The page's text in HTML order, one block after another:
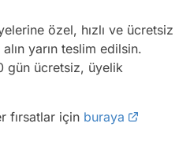
özel, hızlı ve ücretsiz
yarın teslim edilsin.
gün ücretsiz, üyelik
fırsatlar için buraya